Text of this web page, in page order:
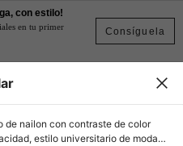
Consíguela
con estilo!
en tu primer
de nailon con contraste de color
estilo universitario de moda